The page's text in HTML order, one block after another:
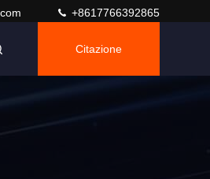
+8617766392865
Citazione